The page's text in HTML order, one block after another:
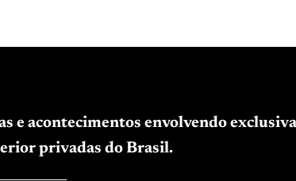
acontecimentos envolvendo
privadas do Brasil.